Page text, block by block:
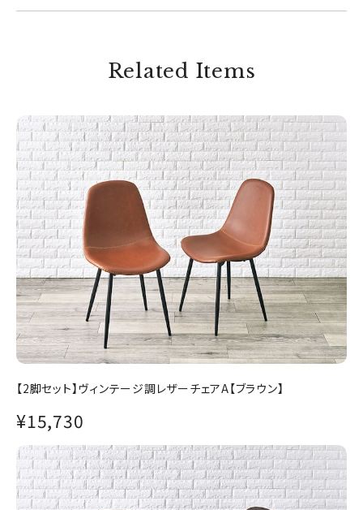
Related Items
【2脚セット】ヴィンテージ調レザーチェアA【ブラウン】
¥15,730